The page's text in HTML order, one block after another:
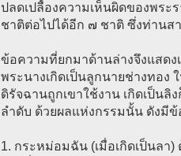
ปลดเปลื้องความเห็นผิดของพร
ชาติต่อไปได้อีก ๗ ชาติ ซึ่งท่านส
ข้อความที่ยกมาด้านล่างจึงแสดง
พระนางเกิดเป็นลูกนายช่างทอง
ดิรัจฉานถูกเขาใช้งาน เกิดเป็น
ลำดับ ด้วยผลแห่งกรรมนั้น ดังมี
1. กระหม่อมฉัน (เมื่อเกิดเป็นลา